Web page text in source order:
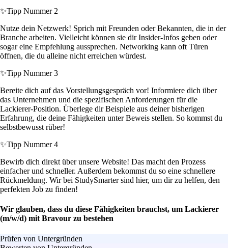
✨Tipp Nummer 2
Nutze dein Netzwerk! Sprich mit Freunden oder Bekannten, die in der
Branche arbeiten. Vielleicht können sie dir Insider-Infos geben oder
sogar eine Empfehlung aussprechen. Networking kann oft Türen
öffnen, die du alleine nicht erreichen würdest.
✨Tipp Nummer 3
Bereite dich auf das Vorstellungsgespräch vor! Informiere dich über
das Unternehmen und die spezifischen Anforderungen für die
Lackierer-Position. Überlege dir Beispiele aus deiner bisherigen
Erfahrung, die deine Fähigkeiten unter Beweis stellen. So kommst du
selbstbewusst rüber!
✨Tipp Nummer 4
Bewirb dich direkt über unsere Website! Das macht den Prozess
einfacher und schneller. Außerdem bekommst du so eine schnellere
Rückmeldung. Wir bei StudySmarter sind hier, um dir zu helfen, den
perfekten Job zu finden!
Wir glauben, dass du diese Fähigkeiten brauchst, um Lackierer
(m/w/d) mit Bravour zu bestehen
Prüfen von Untergründen